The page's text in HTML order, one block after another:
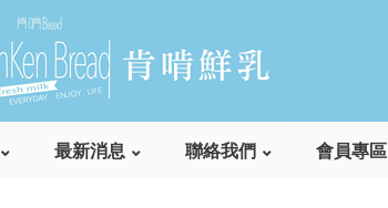
最新消息 聯絡我們 會員專區